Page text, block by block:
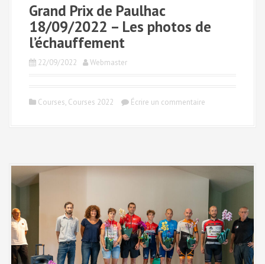
Grand Prix de Paulhac
18/09/2022 – Les photos de
l’échauffement
22/09/2022 Webmaster
Courses, Courses 2022 Écrire un commentaire